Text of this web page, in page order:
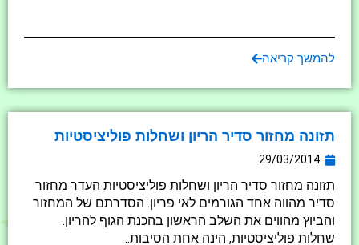
להמשך קריאה
תזונה מחזור סדיר הריון ושחלות פוליציסטיות
29/03/2014
תזונה מחזור סדיר הריון ושחלות פוליציסטיות העדר מחזור
סדיר מהווה אחד הגורמים לאי פריון. הסדרתם של המחזור
והביוץ מהווים את השלב הראשון בהכנת הגוף להריון.
שחלות פוליציסטיות, הינה אחת הסיבות…